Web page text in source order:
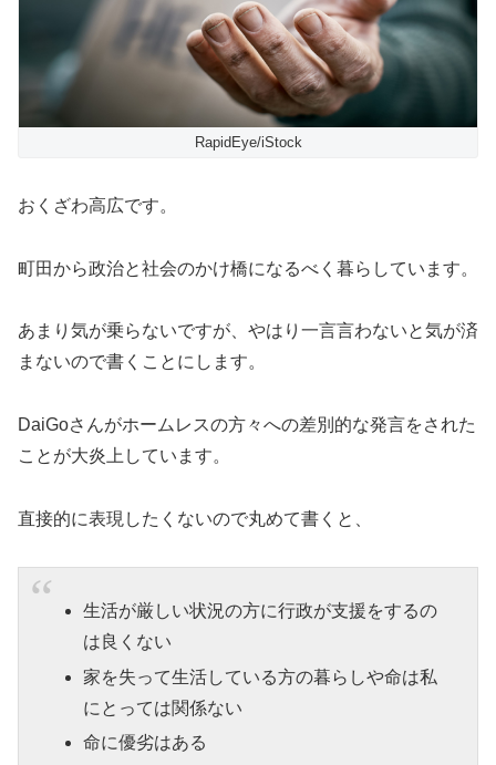
RapidEye/iStock
おくざわ高広です。
町田から政治と社会のかけ橋になるべく暮らしています。
あまり気が乗らないですが、やはり一言言わないと気が済
まないので書くことにします。
DaiGoさんがホームレスの方々への差別的な発言をされた
ことが大炎上しています。
直接的に表現したくないので丸めて書くと、
生活が厳しい状況の方に行政が支援をするの
は良くない
家を失って生活している方の暮らしや命は私
にとっては関係ない
命に優劣はある